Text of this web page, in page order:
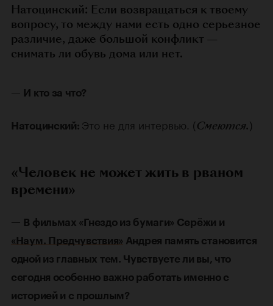
Натоцинский: Если возвращаться к твоему
вопросу, то между нами есть одно серьезное
различие, даже большой конфликт —
снимать ли обувь дома или нет.
— И кто за что?
Натоцинский: Это не для интервью. (Смеются.)
«Человек не может жить в рваном
времени»
— В фильмах «Гнездо из бумаги» Серёжи и
«Наум. Предчувствия» Андрея память становится
одной из главных тем. Чувствуете ли вы, что
сегодня особенно важно работать именно с
историей и с прошлым?